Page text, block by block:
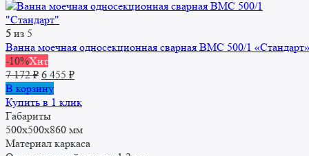
5 из 5
Ванна моечная односекционная сварная ВМC 500/1 «Стандарт»
-10%Хит
7 172₽ Первоначальная
цена
составляла
7
172 ₽.
6 455 ₽Текущая
6
В корзину
Купить в 1 клик
Габариты
500x500x860 мм
Материал каркаса